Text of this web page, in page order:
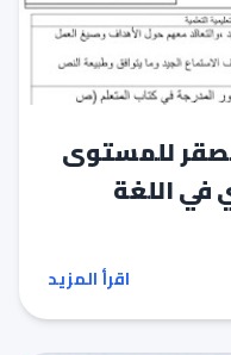
للمستوى
في اللغة
اقرأ المزيد